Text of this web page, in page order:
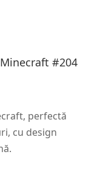
#204
perfectă
cu design